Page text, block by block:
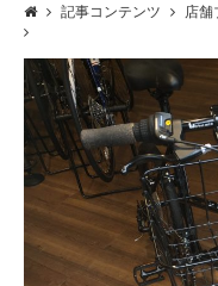
サービスのご案内
サービス全般
修理・メンテナンス
記事コンテンツ 店舗